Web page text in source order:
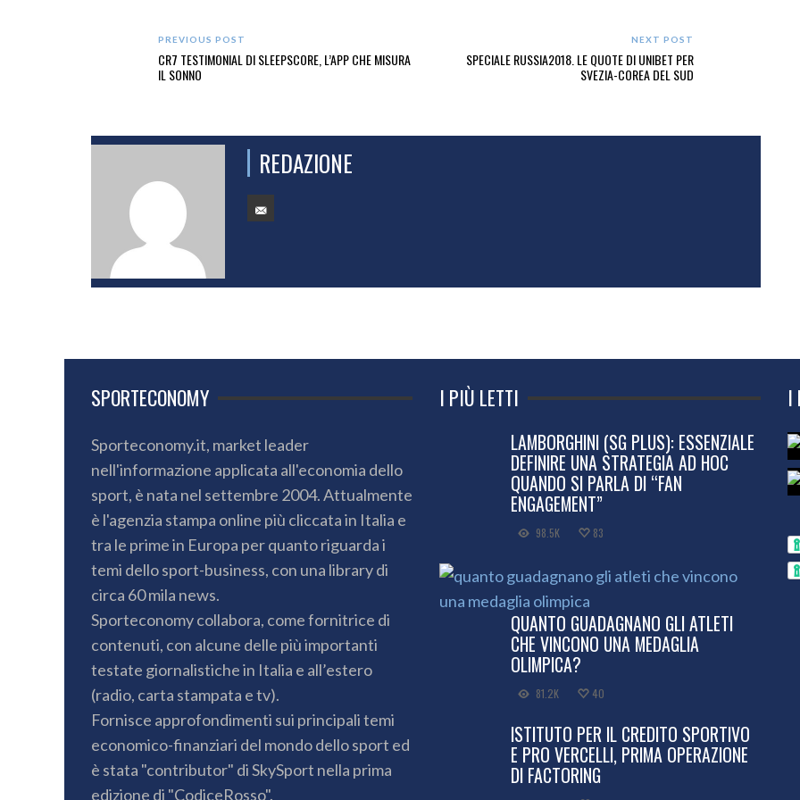
PREVIOUS POST
CR7 TESTIMONIAL DI SLEEPSCORE, L’APP CHE MISURA
IL SONNO
NEXT POST
SPECIALE RUSSIA2018. LE QUOTE DI UNIBET PER
SVEZIA-COREA DEL SUD
REDAZIONE
SPORTECONOMY
Sporteconomy.it, market leader
nell'informazione applicata all'economia dello
sport, è nata nel settembre 2004. Attualmente
è l'agenzia stampa online più cliccata in Italia e
tra le prime in Europa per quanto riguarda i
temi dello sport-business, con una library di
circa 60 mila news.
Sporteconomy collabora, come fornitrice di
contenuti, con alcune delle più importanti
testate giornalistiche in Italia e all’estero
(radio, carta stampata e tv).
Fornisce approfondimenti sui principali temi
economico-finanziari del mondo dello sport ed
è stata "contributor" di SkySport nella prima
edizione di "CodiceRosso".
I PIÙ LETTI
LAMBORGHINI (SG PLUS): ESSENZIALE
DEFINIRE UNA STRATEGIA AD HOC
QUANDO SI PARLA DI “FAN
ENGAGEMENT”
98.5K 83
QUANTO GUADAGNANO GLI ATLETI
CHE VINCONO UNA MEDAGLIA
OLIMPICA?
81.2K 40
ISTITUTO PER IL CREDITO SPORTIVO
E PRO VERCELLI, PRIMA OPERAZIONE
DI FACTORING
I